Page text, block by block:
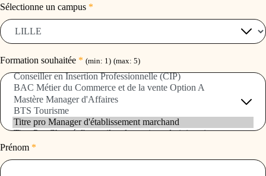
Sélectionne un campus *
Formation souhaitée * (min: 1) (max: 5)
Prénom *